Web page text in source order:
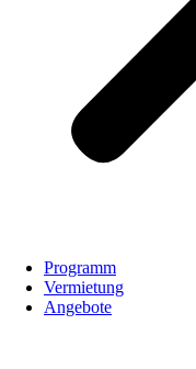
Programm
Vermietung
Angebote